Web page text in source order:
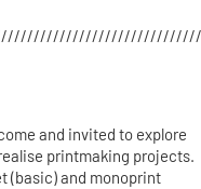
and invited to explore
printmaking projects.
(basic) and monoprint